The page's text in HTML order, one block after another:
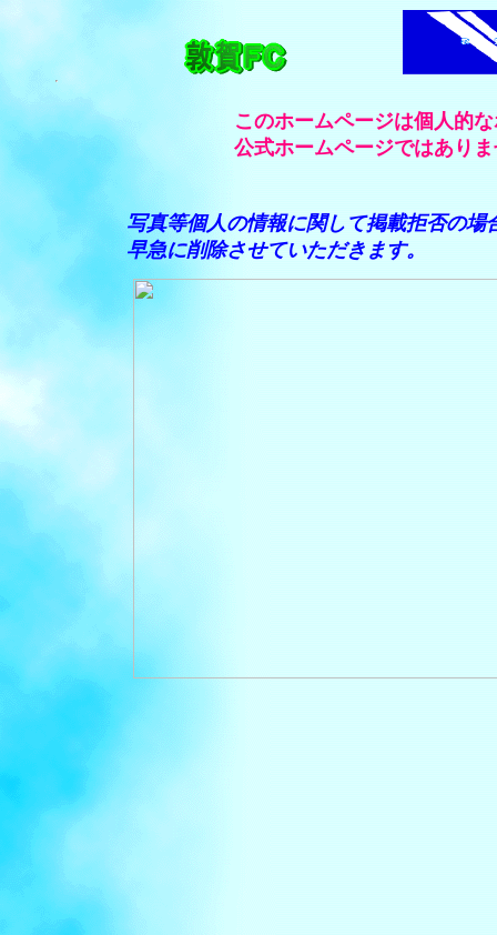
このホームページは個人的
公式ホームページではあり
写真等個人の情報に関して掲載拒否の場
早急に削除させていただきます。